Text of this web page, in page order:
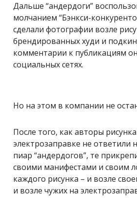
Дальше “андердоги”
молчанием “Бэнкси-
сделали фотографии возле
брендированных худи и
комментарии к публикациям
социальных сетях.
Но на этом в компании не
После того, как авторы
электрозаправке не ответили
пиар “андердогов”, те
своими манифестами и своим
каждого рисунка – и возле
и возле чужих на